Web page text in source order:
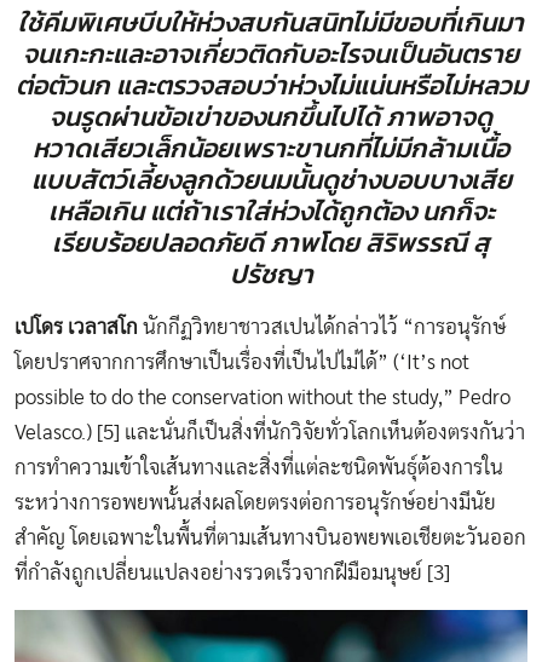
ใช้คีมพิเศษบีบให้ห่วงสบกันสนิทไม่มีขอบที่เกินมา
จนเกะกะและอาจเกี่ยวติดกับอะไรจนเป็นอันตราย
ต่อตัวนก และตรวจสอบว่าห่วงไม่แน่นหรือไม่หลวม
จนรูดผ่านข้อเข่าของนกขึ้นไปได้ ภาพอาจดู
หวาดเสียวเล็กน้อยเพราะขานกที่ไม่มีกล้ามเนื้อ
แบบสัตว์เลี้ยงลูกด้วยนมนั้นดูช่างบอบบางเสีย
เหลือเกิน แต่ถ้าเราใส่ห่วงได้ถูกต้อง นกก็จะ
เรียบร้อยปลอดภัยดีภาพโดยสิริพรรณี สุ
ปรัชญา
เปโดร เวลาสโก นักกีฏวิทยาชาวสเปนได้กล่าวไว้ “การอนุรักษ์
โดยปราศจากการศึกษาเป็นเรื่องที่เป็นไปไม่ได้” (‘It’s not
possible to do the conservation without the study,” Pedro
Velasco.) [5] และนั่นก็เป็นสิ่งที่นักวิจัยทั่วโลกเห็นต้องตรงกันว่า
การทำความเข้าใจเส้นทางและสิ่งที่แต่ละชนิดพันธุ์ต้องการใน
ระหว่างการอพยพนั้นส่งผลโดยตรงต่อการอนุรักษ์อย่างมีนัย
สำคัญ โดยเฉพาะในพื้นที่ตามเส้นทางบินอพยพเอเชียตะวันออก
ที่กำลังถูกเปลี่ยนแปลงอย่างรวดเร็วจากฝึมือมนุษย์ [3]